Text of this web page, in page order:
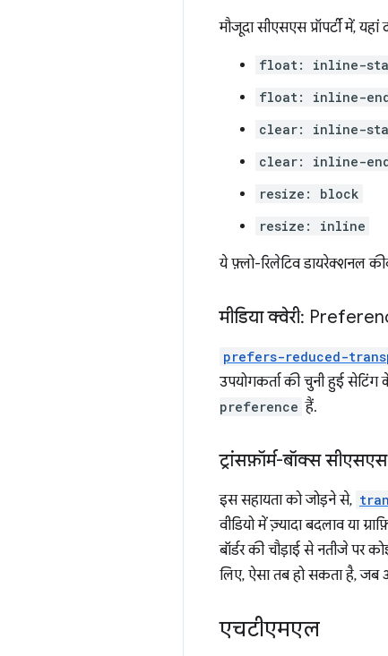
मौजूदा सीएसएस प्रॉपर्टी में,
float: inline-
float: inline-
clear: inline-
clear: inline-
resize: block
resize: inline
ये फ़्लो-रिलेटिव डायरेक्शनल
मीडिया क्वेरी:
prefers-reduced-
उपयोगकर्ता की चुनी हुई
preference हैं.
ट्रांसफ़ॉर्म-बॉक्स सीएसएस
इस सहायता को जोड़ने से,
वीडियो में ज़्यादा बदलाव या
बॉर्डर की चौड़ाई से नतीजे पर
लिए, ऐसा तब हो सकता है, जब
एचटीएमएल